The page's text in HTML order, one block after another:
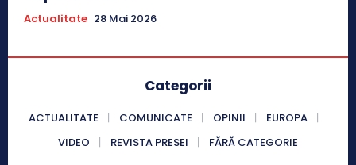
Actualitate 28 Mai 2026
Categorii
ACTUALITATE COMUNICATE OPINII
EUROPA
VIDEO
REVISTA PRESEI FĂRĂ CATEGORIE